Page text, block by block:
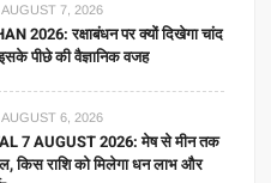
AUGUST 7, 2026
2026: रक्षाबंधन पर क्यों दिखेगा चांद
पीछे की वैज्ञानिक वजह
AUGUST 6, 2026
7 AUGUST 2026: मेष से मीन तक
किस राशि को मिलेगा धन लाभ और